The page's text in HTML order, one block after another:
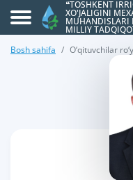
❝TOSHKENT
XO'JALIGINI
MUHANDISLARI
MILLIY
Bosh sahifa O‘qituvchilar